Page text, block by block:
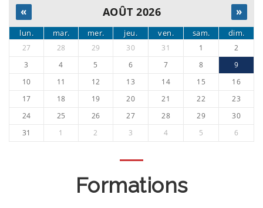
« AOÛT 2026 »
lun. mar. mer. jeu. ven. sam. dim.
27 28 29 30 31 1
2
3
4 5 6 7 8
9
10
11 12 13 14 15
16
17
18 19 20 21 22
23
24
25 26 27 28 29
30
31
1 2 3 4 5 6
Formations